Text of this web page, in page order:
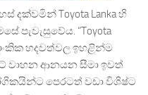
දක්වමින් Toyota Lanka හි
පැවැසුවේය. “Toyota
හදවත්වල ඉහළින්ම
වාහන ආනයන සීමා ඉවත්
පෙරටත් වඩා විශිෂ්ට